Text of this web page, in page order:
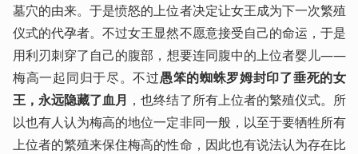
墓穴的由来。于是愤怒的上位者决定让女王成为下一次繁殖
仪式的代孕者。不过女王显然不愿意接受自己的命运，于是
用利刃刺穿了自己的腹部，想要连同腹中的上位者婴儿——
梅高一起同归于尽。不过愚笨的蜘蛛罗姆封印了垂死的女
王，永远隐藏了血月 ，也终结了所有上位者的繁殖仪式。所
以也有人认为梅高的地位一定非同一般，以至于要牺牲所有
上位者的繁殖来保住梅高的性命，因此也有说法认为存在比